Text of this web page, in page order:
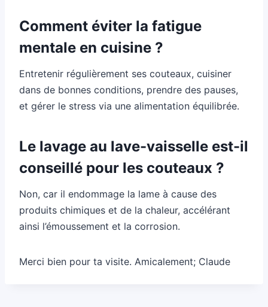
Comment éviter la fatigue
mentale en cuisine ?
Entretenir régulièrement ses couteaux, cuisiner
dans de bonnes conditions, prendre des pauses,
et gérer le stress via une alimentation équilibrée.
Le lavage au lave-vaisselle est-il
conseillé pour les couteaux ?
Non, car il endommage la lame à cause des
produits chimiques et de la chaleur, accélérant
ainsi l’émoussement et la corrosion.
Merci bien pour ta visite. Amicalement; Claude